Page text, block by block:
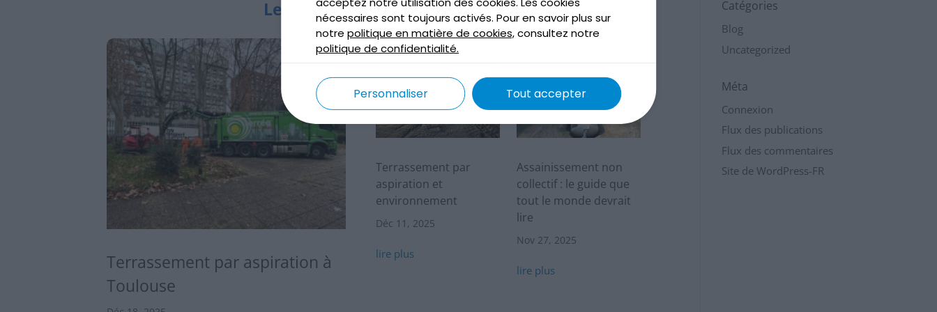
nécessaires sont toujours activés. Pour en savoir plus sur
notrepolitique en matière de cookies,consultez notre
politique de confidentialité.
Personnaliser Tout accepter
Les actualités chez Terréo
Terrassement par aspiration à
Toulouse
Terrassement par
aspiration et
environnement
Déc 11, 2025
lire plus
Assainissement non
collectif : le guide que
tout le monde devrait
lire
Nov 27, 2025
lire plus
Catégories
Blog
Uncategorized
Méta
Connexion
Flux des publications
Flux des commentaires
Site de WordPress-FR